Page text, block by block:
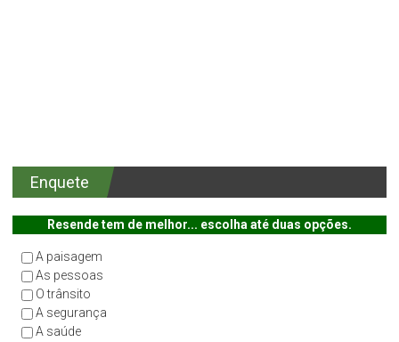
Enquete
Resende tem de melhor... escolha até duas opções.
A paisagem
As pessoas
O trânsito
A segurança
A saúde